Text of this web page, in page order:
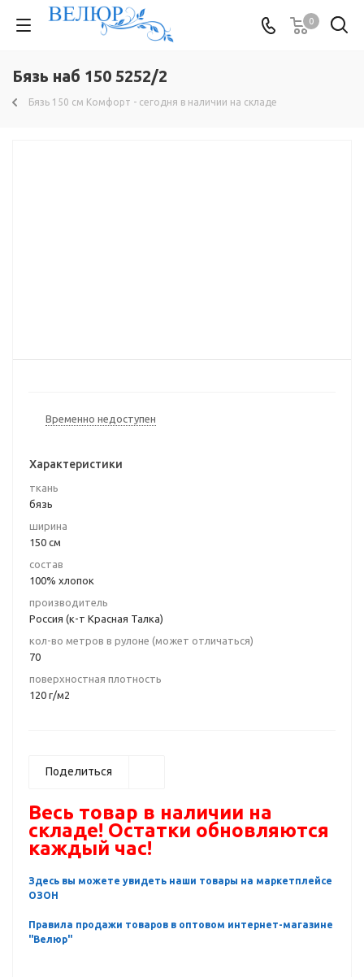
0
Бязь наб 150 5252/2
Бязь 150 см Комфорт - сегодня в наличии на складе
Временно недоступен
Характеристики
ткань
бязь
ширина
150 см
состав
100% хлопок
производитель
Россия (к-т Красная Талка)
кол-во метров в рулоне (может отличаться)
70
поверхностная плотность
120 г/м2
Поделиться
Весь товар в наличии на
складе! Остатки обновляются
каждый час!
Здесь вы можете увидеть наши товары на маркетплейсе
ОЗОН
Правила продажи товаров в оптовом интернет-магазине
"Велюр"